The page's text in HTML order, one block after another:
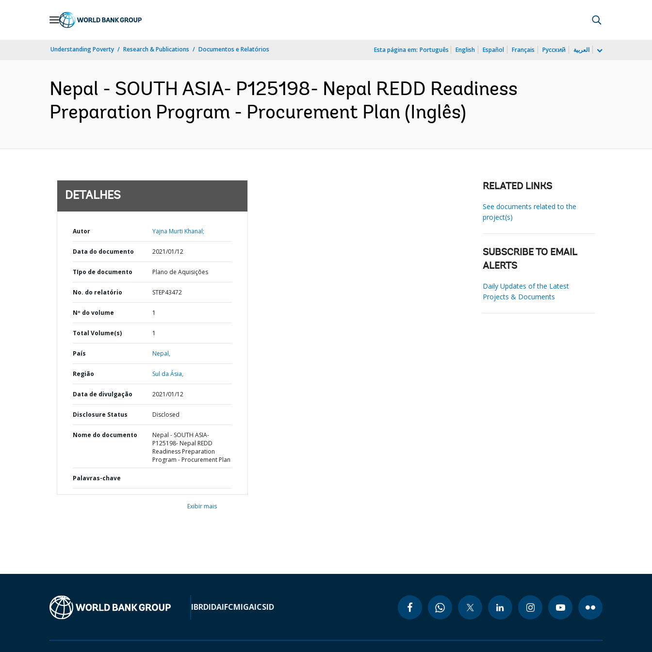
Understanding Poverty Research & Publications Documentos e Relatórios Esta página em: Português English Español Français Русский العربية
Nepal - SOUTH ASIA- P125198- Nepal REDD Readiness
Preparation Program - Procurement Plan (Inglês)
DETALHES
Autor Yajna Murti Khanal;
Data do documento 2021/01/12
TIpo de documento Plano de Aquisições
No. do relatório STEP43472
Nº do volume 1
Total Volume(s) 1
País Nepal,
Região Sul da Ásia,
Data de divulgação 2021/01/12
Disclosure Status Disclosed
Nome do documento
Nepal - SOUTH ASIA-
P125198- Nepal REDD
Readiness Preparation
Program - Procurement Plan
Palavras-chave
Exibir mais
RELATED LINKS
See documents related to the
project(s)
SUBSCRIBE TO EMAIL
ALERTS
Daily Updates of the Latest
Projects & Documents
IBRDIDAIFCMIGAICSID